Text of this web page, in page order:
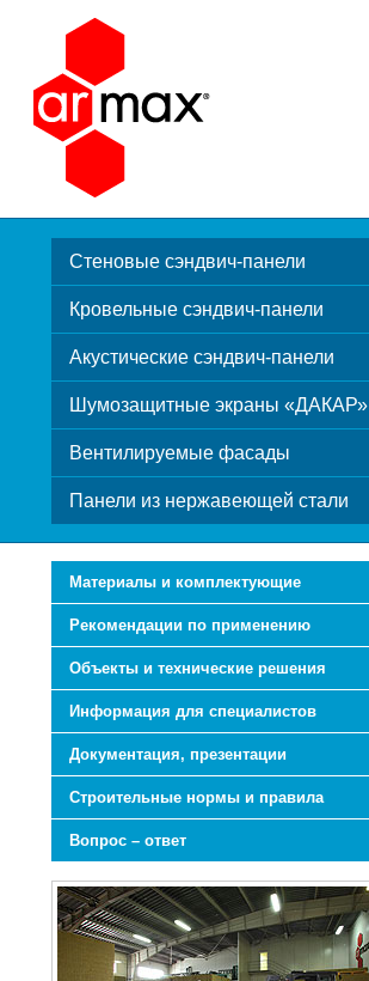
Стеновые сэндвич-панели
Кровельные сэндвич-панели
Акустические сэндвич-панели
Шумозащитные экраны «ДАКАР»
Вентилируемые фасады
Панели из нержавеющей стали
Материалы и комплектующие
Рекомендации по применению
Объекты и технические решения
Информация для специалистов
Документация, презентации
Строительные нормы и правила
Вопрос – ответ